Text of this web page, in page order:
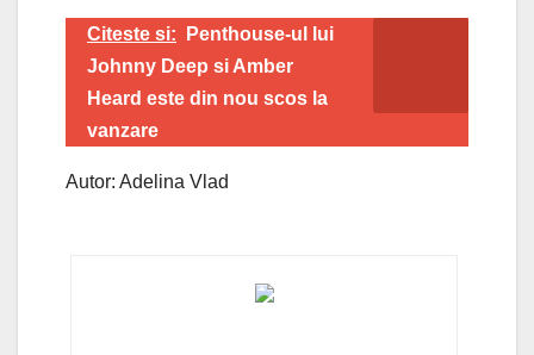
Citeste si:
Penthouse-ul lui
Johnny Deep si Amber
Heard este din nou scos la
vanzare
Autor: Adelina Vlad